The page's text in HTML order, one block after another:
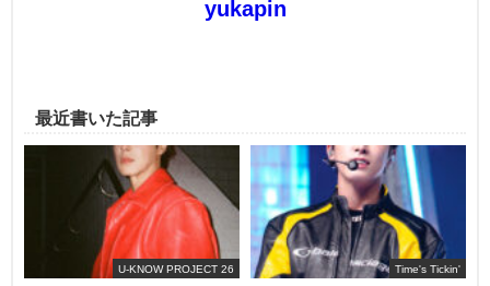
yukapin
最近書いた記事
U-KNOW PROJECT 26 Time's Tickin'